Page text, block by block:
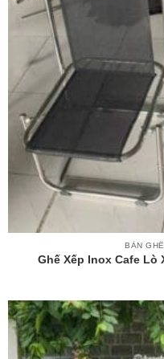
BÀN
Ghế Xếp Inox Cafe Lò